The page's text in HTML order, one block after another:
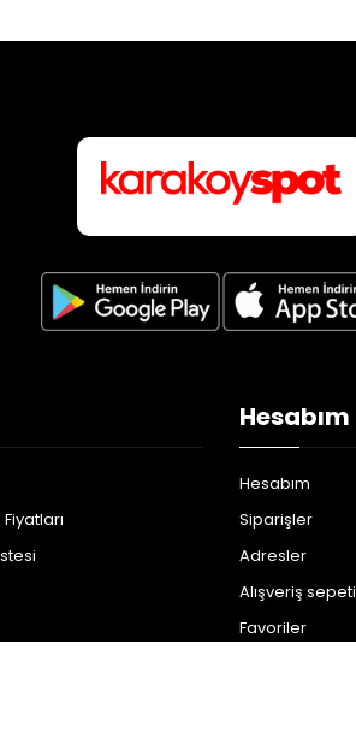
Hesabım
Hesabım
Siparişler
Adresler
Alışveriş sepeti
Favoriler